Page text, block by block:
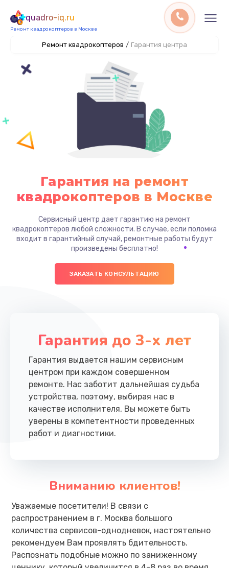
quadro-iq.ru
Ремонт квадрокоптеров в Москве
Ремонт квадрокоптеров / Гарантия центра
Гарантия на ремонт
квадрокоптеров в Москве
Сервисный центр дает гарантию на ремонт
квадрокоптеров любой сложности. В случае, если поломка
входит в гарантийный случай, ремонтные работы будут
произведены бесплатно!
ЗАКАЗАТЬ КОНСУЛЬТАЦИЮ
Гарантия до 3-х лет
Гарантия выдается нашим сервисным
центром при каждом совершенном
ремонте. Нас заботит дальнейшая судьба
устройства, поэтому, выбирая нас в
качестве исполнителя, Вы можете быть
уверены в компетентности проведенных
работ и диагностики.
Вниманию клиентов!
Уважаемые посетители! В связи с
распространением в г. Москва большого
количества сервисов-однодневок, настоятельно
рекомендуем Вам проявлять бдительность.
Распознать подобные можно по заниженному